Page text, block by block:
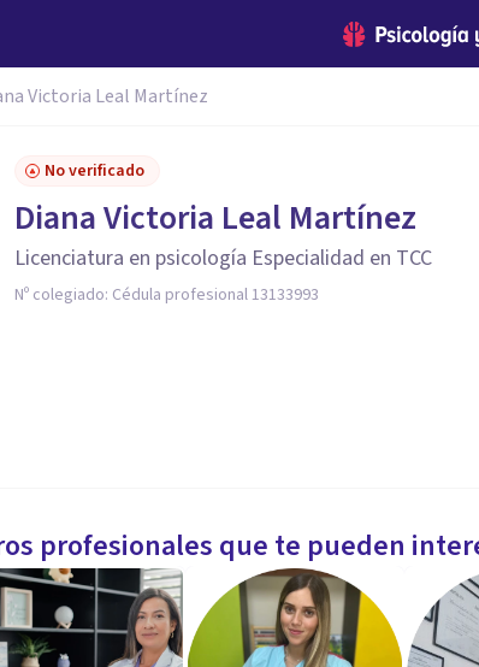
Victoria Leal Martínez
No verificado
Diana Victoria Leal Martínez
Licenciatura en psicología Especialidad en TCC
Nº colegiado: Cédula profesional 13133993
profesionales que te pueden